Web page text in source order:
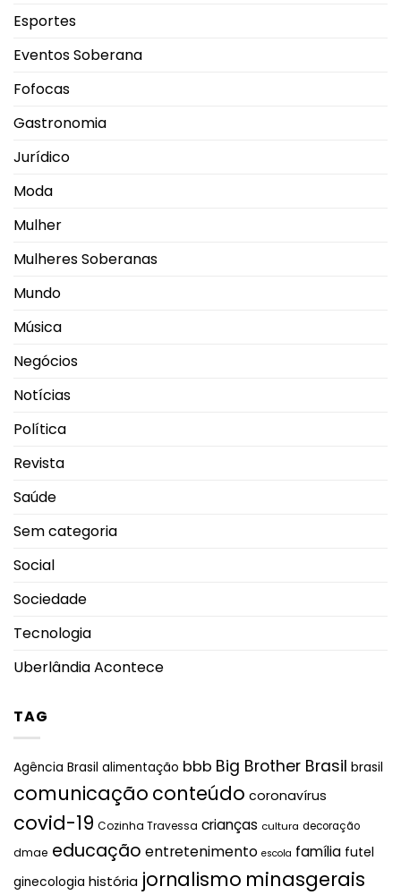
Esportes
Eventos Soberana
Fofocas
Gastronomia
Jurídico
Moda
Mulher
Mulheres Soberanas
Mundo
Música
Negócios
Notícias
Política
Revista
Saúde
Sem categoria
Social
Sociedade
Tecnologia
Uberlândia Acontece
TAG
Agência Brasil alimentação bbb Big Brother Brasil brasil
comunicação conteúdo coronavírus
covid-19 Cozinha Travessa crianças cultura decoração
dmae educação entretenimento escola família futel
ginecologia história jornalismo minasgerais